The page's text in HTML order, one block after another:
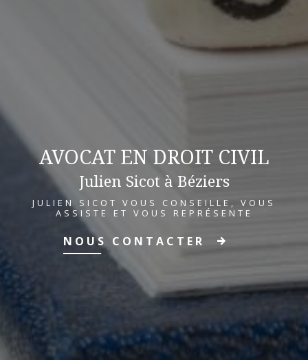
AVOCAT EN DROIT CIVIL
Julien Sicot à Béziers
JULIEN SICOT VOUS CONSEILLE, VOUS
ASSISTE ET VOUS REPRÉSENTE
NOUS CONTACTER